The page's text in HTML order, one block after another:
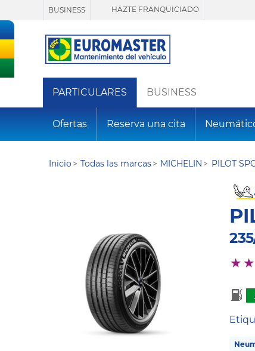
BUSINESS HAZTE FRANQUICIADO
PARTICULARES BUSINESS
Ofertas Reserva una cita
Inicio Todas las marcas MICHELIN PILOT